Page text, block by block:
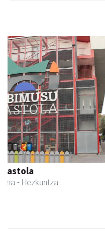
Mendi autoeskola
Andoain - Autoeskolak
Previous